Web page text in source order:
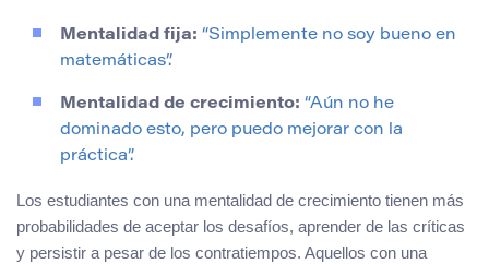
Mentalidad fija: “Simplemente no soy bueno en
matemáticas”.
Mentalidad de crecimiento: “Aún no he
dominado esto, pero puedo mejorar con la
práctica”.
Los estudiantes con una mentalidad de crecimiento tienen más
probabilidades de aceptar los desafíos, aprender de las críticas
y persistir a pesar de los contratiempos. Aquellos con una